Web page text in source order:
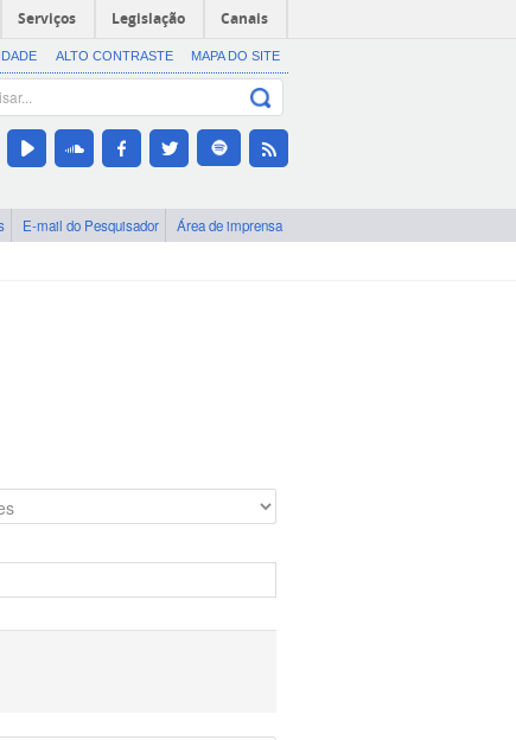
Serviços Legislação Canais
ALTO CONTRASTE MAPA DO SITE
E-mail do Pesquisador Área de imprensa